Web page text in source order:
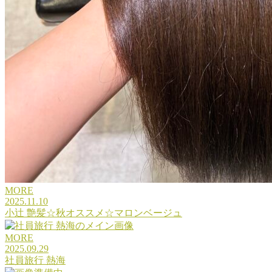
MORE
2025.11.10
小辻 艶髪☆秋オススメ☆マロンベージュ
MORE
2025.09.29
社員旅行 熱海